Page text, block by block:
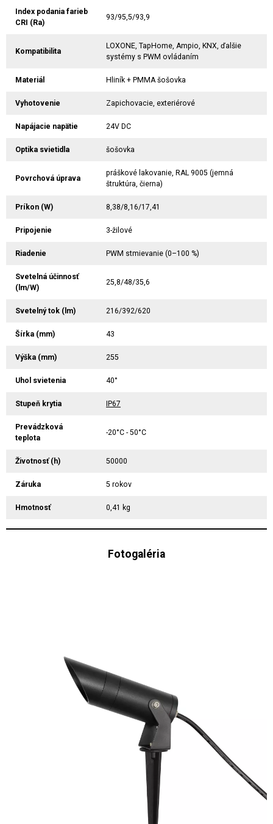
Index podania farieb
CRI (Ra)
93/95,5/93,9
Kompatibilita
LOXONE, TapHome, Ampio, KNX, ďalšie
systémy s PWM ovládaním
Materiál Hliník + PMMA šošovka
Vyhotovenie Zapichovacie, exteriérové
Napájacie napätie 24V DC
Optika svietidla šošovka
Povrchová úprava
práškové lakovanie, RAL 9005 (jemná
štruktúra, čierna)
Príkon (W) 8,38/8,16/17,41
Pripojenie 3-žilové
Riadenie PWM stmievanie (0–100 %)
Svetelná účinnosť
(lm/W)
25,8/48/35,6
Svetelný tok (lm) 216/392/620
Šírka (mm) 43
Výška (mm) 255
Uhol svietenia 40°
Stupeň krytia IP67
Prevádzková
teplota
-20°C - 50°C
Životnosť (h) 50000
Záruka 5 rokov
Hmotnosť 0,41 kg
Fotogaléria